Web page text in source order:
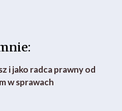
i jako radca prawny od
w sprawach